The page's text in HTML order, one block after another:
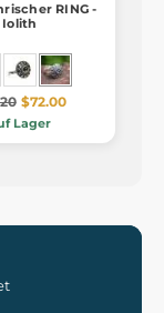
RING -
Iolith
$72.00
Lager